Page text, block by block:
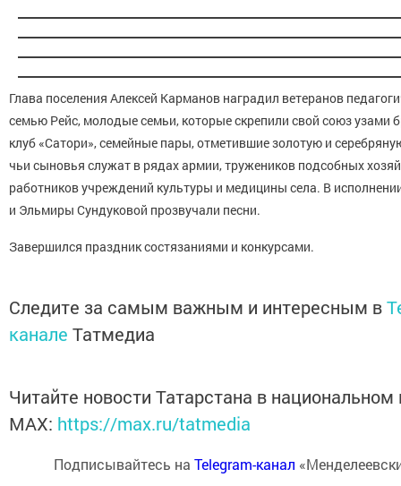
Глава поселения Алексей Карманов наградил ветеранов
семью Рейс, молодые семьи, которые скрепили свой союз узами
клуб «Сатори», семейные пары, отметившие золотую и
чьи сыновья служат в рядах армии, тружеников подсобных
работников учреждений культуры и медицины села. В
и Эльмиры Сундуковой прозвучали песни.
Завершился праздник состязаниями и конкурсами.
Следите за самым важным и интересным в
канале Татмедиа
Читайте новости Татарстана в
MАХ: https://max.ru/tatmedia
Подписывайтесь на Telegram-канал